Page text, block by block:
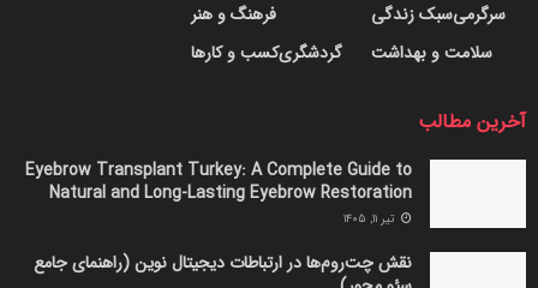
سبک زندگیسرگرمی
سلامت و بهداشت
فرهنگ و هنر
کسب و کارهاگردشگری
آخرین مطالب
Eyebrow Transplant Turkey: A Complete Guide to
Natural and Long-Lasting Eyebrow Restoration
تیر ۱۱, ۱۴۰۵
نقش چت‌روم‌ها در ارتباطات دیجیتال نوین (راهنمای جامع